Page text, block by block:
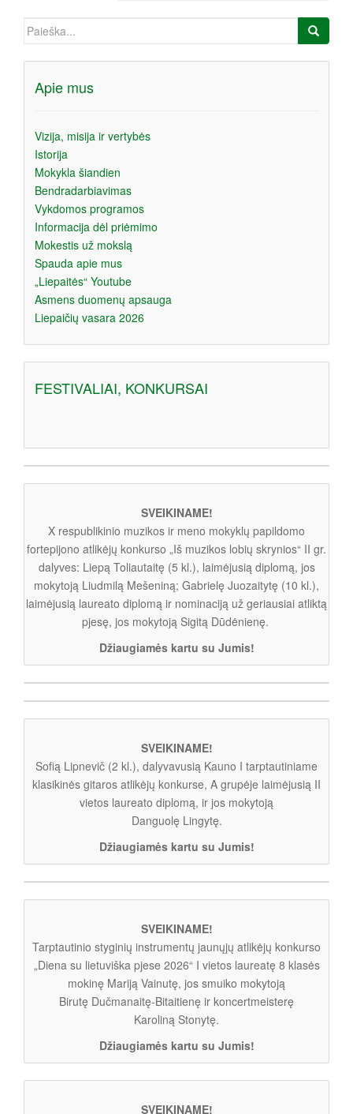
Ieškoti:
Apie mus
Vizija, misija ir vertybės
Istorija
Mokykla šiandien
Bendradarbiavimas
Vykdomos programos
Informacija dėl priėmimo
Mokestis už mokslą
Spauda apie mus
„Liepaitės“ Youtube
Asmens duomenų apsauga
Liepaičių vasara 2026
FESTIVALIAI, KONKURSAI
SVEIKINAME!
X respublikinio muzikos ir meno mokyklų papildomo
fortepijono atlikėjų konkurso „Iš muzikos lobių skrynios“ II gr.
dalyves: Liepą Toliautaitę (5 kl.), laimėjusią diplomą, jos
mokytoją Liudmilą Mešeniną; Gabrielę Juozaitytę (10 kl.),
laimėjusią laureato diplomą ir nominaciją už geriausiai atliktą
pjesę, jos mokytoją Sigitą Dūdėnienę.
Džiaugiamės kartu su Jumis!
SVEIKINAME!
Sofią Lipnevič (2 kl.), dalyvavusią Kauno I tarptautiniame
klasikinės gitaros atlikėjų konkurse, A grupėje laimėjusią II
vietos laureato diplomą, ir jos mokytoją
Danguolę Lingytę.
Džiaugiamės kartu su Jumis!
SVEIKINAME!
Tarptautinio styginių instrumentų jaunųjų atlikėjų konkurso
„Diena su lietuviška pjese 2026“ I vietos laureatę 8 klasės
mokinę Mariją Vainutę, jos smuiko mokytoją
Birutę Dučmanaitę-Bitaitienę ir koncertmeisterę
Karoliną Stonytę.
Džiaugiamės kartu su Jumis!
SVEIKINAME!